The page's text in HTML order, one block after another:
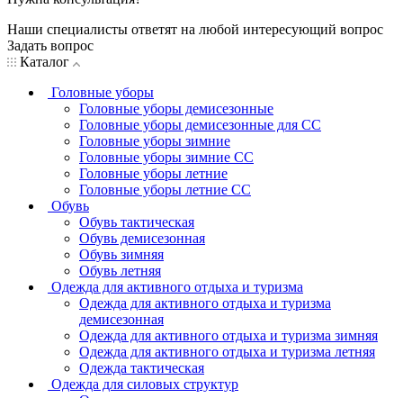
Наши специалисты ответят на любой интересующий вопрос
Задать вопрос
Каталог
Головные уборы
Головные уборы демисезонные
Головные уборы демисезонные для СС
Головные уборы зимние
Головные уборы зимние СС
Головные уборы летние
Головные уборы летние СС
Обувь
Обувь тактическая
Обувь демисезонная
Обувь зимняя
Обувь летняя
Одежда для активного отдыха и туризма
Одежда для активного отдыха и туризма
демисезонная
Одежда для активного отдыха и туризма зимняя
Одежда для активного отдыха и туризма летняя
Одежда тактическая
Одежда для силовых структур